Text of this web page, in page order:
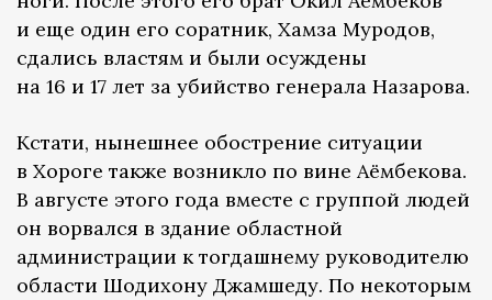
и еще один его соратник, Хамза Муродов,
сдались властям и были осуждены
на 16 и 17 лет за убийство генерала Назарова.
Кстати, нынешнее обострение ситуации
в Хороге также возникло по вине Аёмбекова.
В августе этого года вместе с группой людей
он ворвался в здание областной
администрации к тогдашнему руководителю
области Шодихону Джамшеду. По некоторым